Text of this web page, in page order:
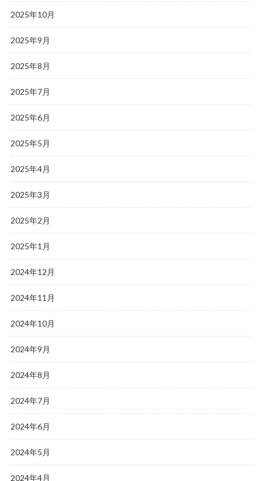
2025年10月
2025年9月
2025年8月
2025年7月
2025年6月
2025年5月
2025年4月
2025年3月
2025年2月
2025年1月
2024年12月
2024年11月
2024年10月
2024年9月
2024年8月
2024年7月
2024年6月
2024年5月
2024年4月